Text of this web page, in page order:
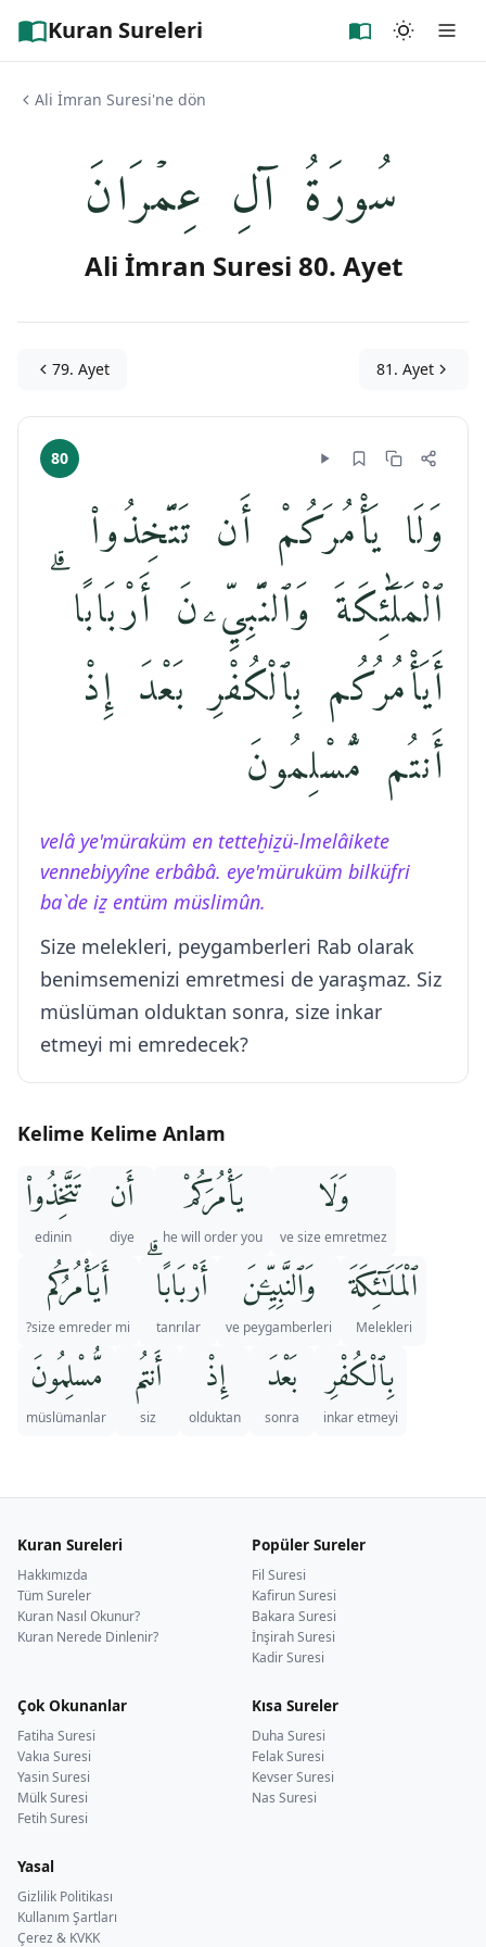
Kuran Sureleri
Ali İmran Suresi'ne dön
سُورَةُ آلِ عِمۡرَانَ
Ali İmran Suresi 80. Ayet
79. Ayet 81. Ayet
80
وَلَا يَأْمُرَكُمْ أَن تَتَّخِذُوا۟
ٱلْمَلَٰٓئِكَةَ وَٱلنَّبِيِّۦنَ أَرْبَابًا ۗ
أَيَأْمُرُكُم بِٱلْكُفْرِ بَعْدَ إِذْ
أَنتُم مُّسْلِمُونَ
velâ ye'müraküm en tetteḫiẕü-lmelâikete
vennebiyyîne erbâbâ. eye'müruküm bilküfri
ba`de iẕ entüm müslimûn.
Size melekleri, peygamberleri Rab olarak
benimsemenizi emretmesi de yaraşmaz. Siz
müslüman olduktan sonra, size inkar
etmeyi mi emredecek?
Kelime Kelime Anlam
وَلَا
ve size emretmez
يَأْمُرَكُمْ
he will order you
أَن
diye
تَتَّخِذُوا۟
edinin
ٱلْمَلَـٰٓئِكَةَ
Melekleri
وَٱلنَّبِيِّـۧنَ
ve peygamberleri
أَرْبَابًا ۗ
tanrılar
أَيَأْمُرُكُم
size emreder mi?
بِٱلْكُفْرِ
inkar etmeyi
بَعْدَ
sonra
إِذْ
olduktan
أَنتُم
siz
مُّسْلِمُونَ
müslümanlar
Kuran Sureleri
Hakkımızda
Tüm Sureler
Kuran Nasıl Okunur?
Kuran Nerede Dinlenir?
Popüler Sureler
Fil Suresi
Kafirun Suresi
Bakara Suresi
İnşirah Suresi
Kadir Suresi
Çok Okunanlar
Fatiha Suresi
Vakıa Suresi
Yasin Suresi
Mülk Suresi
Fetih Suresi
Kısa Sureler
Duha Suresi
Felak Suresi
Kevser Suresi
Nas Suresi
Yasal
Gizlilik Politikası
Kullanım Şartları
Çerez & KVKK